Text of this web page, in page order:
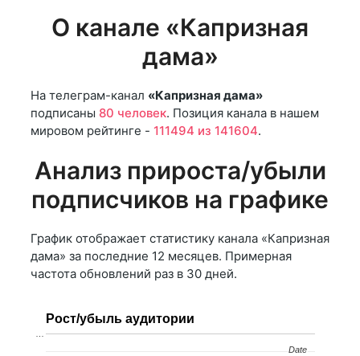
О канале «Капризная
дама»
На телеграм-канал «Капризная дама»
подписаны 80 человек. Позиция канала в нашем
мировом рейтинге - 111494 из 141604.
Анализ прироста/убыли
подписчиков на графике
График отображает статистику канала «Капризная
дама» за последние 12 месяцев. Примерная
частота обновлений раз в 30 дней.
Рост/убыль аудитории
…
Date
Date